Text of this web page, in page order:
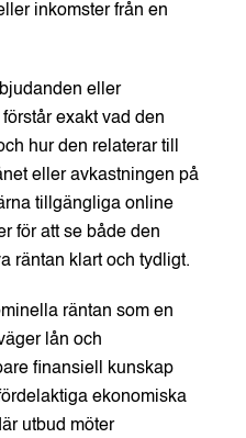
inkomster från en
eller
exakt vad den
hur den relaterar till
eller avkastningen på
tillgängliga online
för att se både den
räntan klart och tydligt.
räntan som en
lån och
finansiell kunskap
ekonomiska
utbud möter